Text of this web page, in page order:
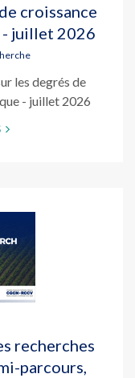
croissance
juillet 2026
les degrés de
- juillet 2026
recherches
parcours,